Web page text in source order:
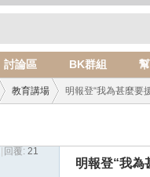
討論區 BK群組
教育講場 明報登“我為甚麼要
回覆: 21
明報登“我為